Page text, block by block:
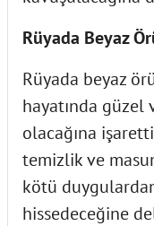
Rüyada Beyaz
Rüyada beyaz
hayatında güzel
olacağına
temizlik ve
kötü
hissedeceğine